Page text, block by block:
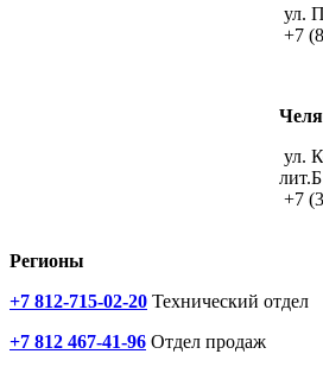
ул.
+7
ул.
лит.Б
+7
Регионы
+7 812-715-02-20 Технический отдел
+7 812 467-41-96 Отдел продаж